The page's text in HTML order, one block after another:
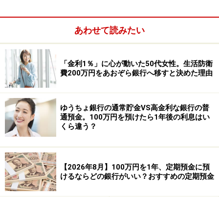
預入金額：1口300万円
※1人1口、一括預入限定の商品。よさこいおきゃく支店
の普通預金口座開設とこうぎん個人インターネットバン
キングの利用申込が必要。募集期間は2026年4月27日～7
③SBI新生銀行
あわせて読みたい
「金利1％」に心が動いた50代女性。生活防衛
費200万円をあおぞら銀行へ移すと決めた理由
ゆうちょ銀行の通常貯金VS高金利な銀行の普
通預金。100万円を預けたら1年後の利息はい
くら違う？
【2026年8月】100万円を1年、定期預金に預
けるならどの銀行がいい？おすすめの定期預金